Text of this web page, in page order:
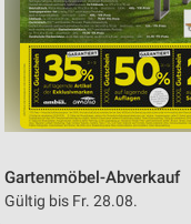
Gartenmöbel-Abverkauf
Gültig bis Fr. 28.08.